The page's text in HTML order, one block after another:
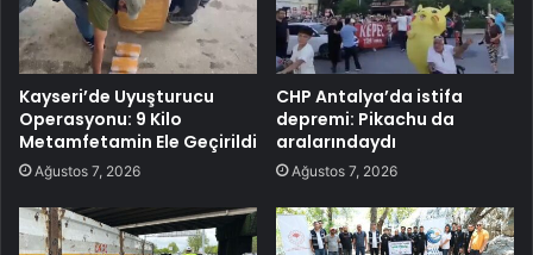
Kayseri’de Uyuşturucu
Operasyonu: 9 Kilo
Metamfetamin Ele Geçirildi
Ağustos 7, 2026
CHP Antalya’da istifa
depremi: Pikachu da
aralarındaydı
Ağustos 7, 2026